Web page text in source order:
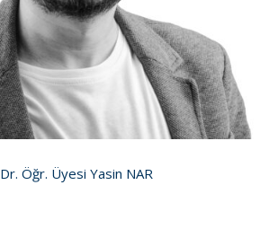
Dr. Öğr. Üyesi Yasin NAR